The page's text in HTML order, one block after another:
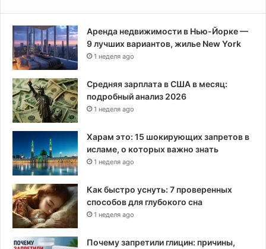
Аренда недвижимости в Нью-Йорке —
9 лучших вариантов, жилье New York
1 неделя ago
Средняя зарплата в США в месяц:
подробный анализ 2026
1 неделя ago
Харам это: 15 шокирующих запретов в
исламе, о которых важно знать
1 неделя ago
Как быстро уснуть: 7 проверенных
способов для глубокого сна
1 неделя ago
Почему запретили глицин: причины,